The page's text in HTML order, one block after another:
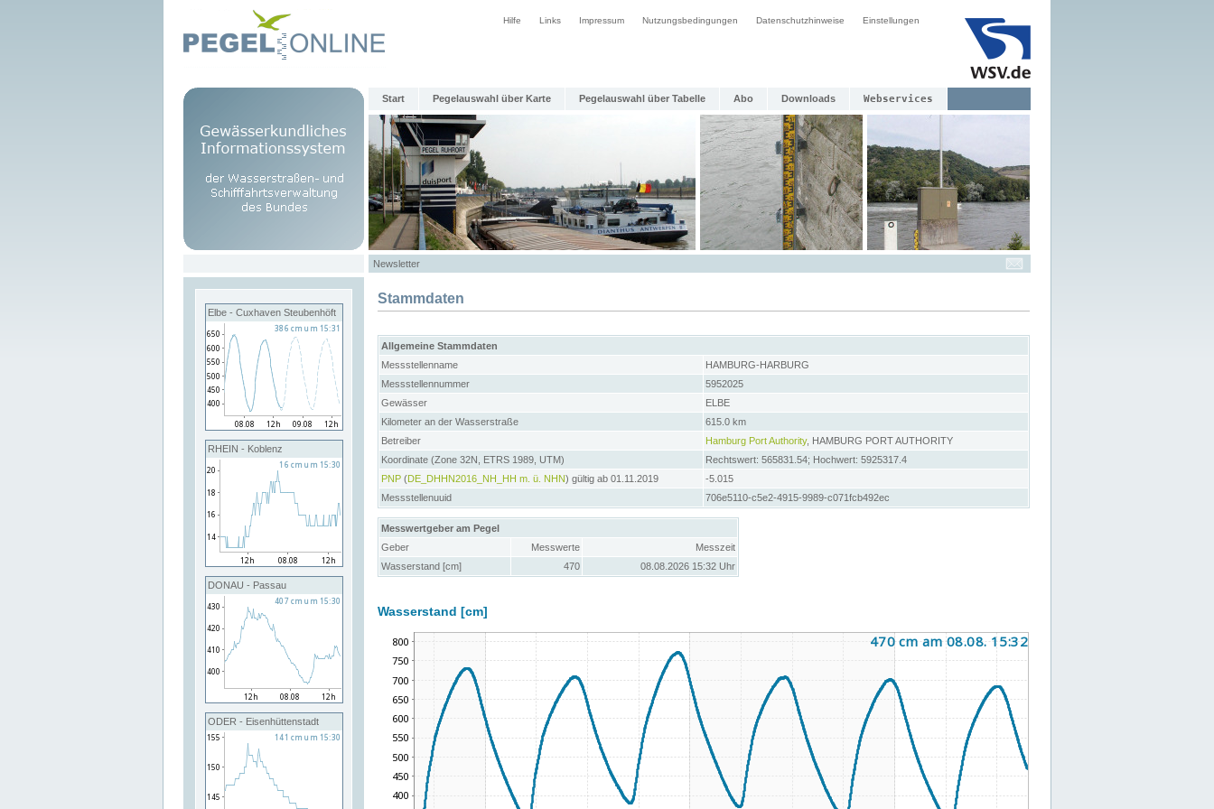
Hilfe Links Impressum Nutzungsbedingungen Datenschutzhinweise Einstellungen
Start Pegelauswahl über Karte Pegelauswahl über Tabelle Abo Downloads Webservices
Newsletter
Elbe - Cuxhaven Steubenhöft
RHEIN - Koblenz
DONAU - Passau
ODER - Eisenhüttenstadt
Stammdaten
Allgemeine Stammdaten
Messstellenname
HAMBURG-HARBURG
Messstellennummer
5952025
Gewässer
ELBE
Kilometer an der Wasserstraße
615.0 km
Betreiber
Hamburg Port Authority, HAMBURG PORT AUTHORITY
Koordinate (Zone 32N, ETRS 1989, UTM)
Rechtswert: 565831.54; Hochwert: 5925317.4
PNP (DE_DHHN2016_NH_HH m. ü. NHN) gültig ab 01.11.2019
-5.015
Messstellenuuid
706e5110-c5e2-4915-9989-c071fcb492ec
Messwertgeber am Pegel
Geber
Messwerte
Messzeit
Wasserstand [cm]
470 08.08.2026 15:32 Uhr
Wasserstand [cm]